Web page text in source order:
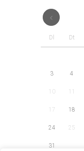
Dl Dt
3 4
10
17 18
24 25
31